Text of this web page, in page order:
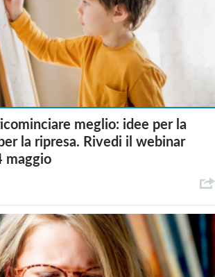
meglio: idee per la
la ripresa. Rivedi il webinar
maggio